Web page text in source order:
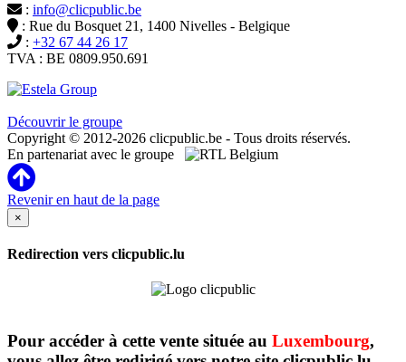
: info@clicpublic.be
: Rue du Bosquet 21, 1400 Nivelles - Belgique
: +32 67 44 26 17
TVA : BE 0809.950.691
Découvrir le groupe
Copyright © 2012-2026 clicpublic.be - Tous droits réservés.
En partenariat avec le groupe
Revenir en haut de la page
×
Redirection vers clicpublic.lu
Pour accéder à cette vente située au Luxembourg,